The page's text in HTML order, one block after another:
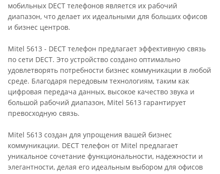
мобильных DECT телефонов является их рабочий
диапазон, что делает их идеальными для больших офисов
и бизнес центров.
Mitel 5613 - DECT телефон предлагает эффективную связь
по сети DECT. Это устройство создано оптимально
удовлетворять потребности бизнес коммуникации в любой
среде. Благодаря передовым технологиям, таким как
цифровая передача данных, высокое качество звука и
большой рабочий диапазон, Mitel 5613 гарантирует
превосходную связь.
Mitel 5613 создан для упрощения вашей бизнес
коммуникации. DECT телефон от Mitel предлагает
уникальное сочетание функциональности, надежности и
элегантности, делая его идеальным выбором для офисов